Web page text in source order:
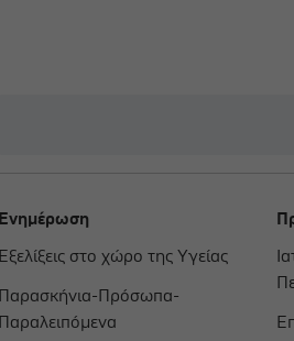
Ενημέρωση
Εξελίξεις στο χώρο της Υγείας
Παρασκήνια-Πρόσωπα-
Παραλειπόμενα